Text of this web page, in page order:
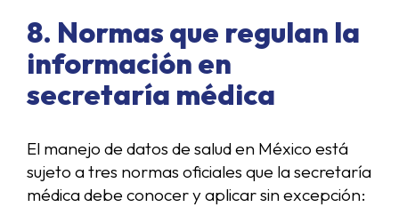
8. Normas que regulan la
información en
secretaría médica
El manejo de datos de salud en México está
sujeto a tres normas oficiales que la secretaría
médica debe conocer y aplicar sin excepción: